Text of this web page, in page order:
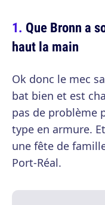
Que Bronn a
haut la main
Ok donc le mec
bat bien et est
pas de problème
type en armure.
une fête de
Port-Réal.